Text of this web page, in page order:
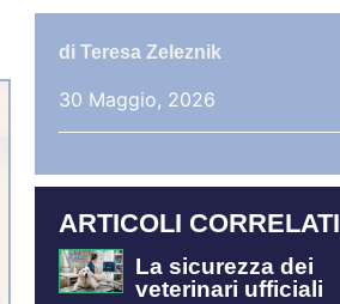
di Teresa Zeleznik
30 Maggio, 2026
ARTICOLI CORRELATI
La sicurezza dei
veterinari ufficiali